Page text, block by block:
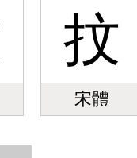
抆
宋體